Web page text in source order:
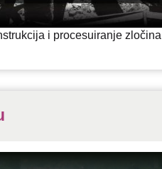
i procesuiranje